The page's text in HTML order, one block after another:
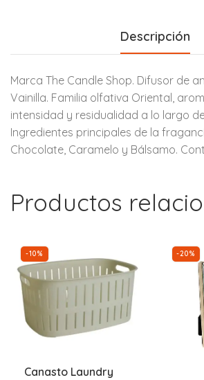
Descripción
Marca The Candle Shop. Difusor de
Vainilla. Familia olfativa Oriental,
intensidad y residualidad a lo largo
Ingredientes principales de la
Chocolate, Caramelo y Bálsamo.
Productos
-10%
Canasto Laundry
-20%